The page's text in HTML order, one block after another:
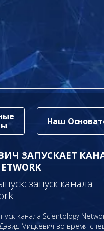
Наш
ЗАПУСКАЕТ
запуск канала
канала Scientology
Мицкевич во время